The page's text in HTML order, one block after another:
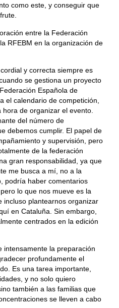
como este, y conseguir que
entre la Federación
RFEBM en la organización de
y correcta siempre es
se gestiona un proyecto
Española de
el calendario de competición,
de organizar el evento.
del número de
debemos cumplir. El papel de
y supervisión, pero
de la federación
gran responsabilidad, ya que
me busca a mí, no a la
podría haber comentarios
lo que nos mueve es la
incluso plantearnos organizar
en Cataluña. Sin embargo,
centrados en la edición
intensamente la preparación
profundamente el
Es una tarea importante,
y no solo quiero
también a las familias que
se lleven a cabo